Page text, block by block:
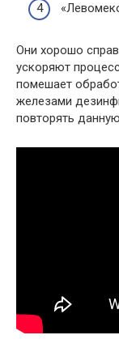
Они хорошо
ускоряют
помешает
железами
повторять